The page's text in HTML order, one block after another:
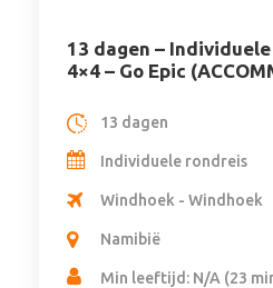
13 dagen –
4×4 – Go Epic
13 dagen
Individuele rondreis
Windhoek - Windhoek
Namibië
Min leeftijd: N/A (23